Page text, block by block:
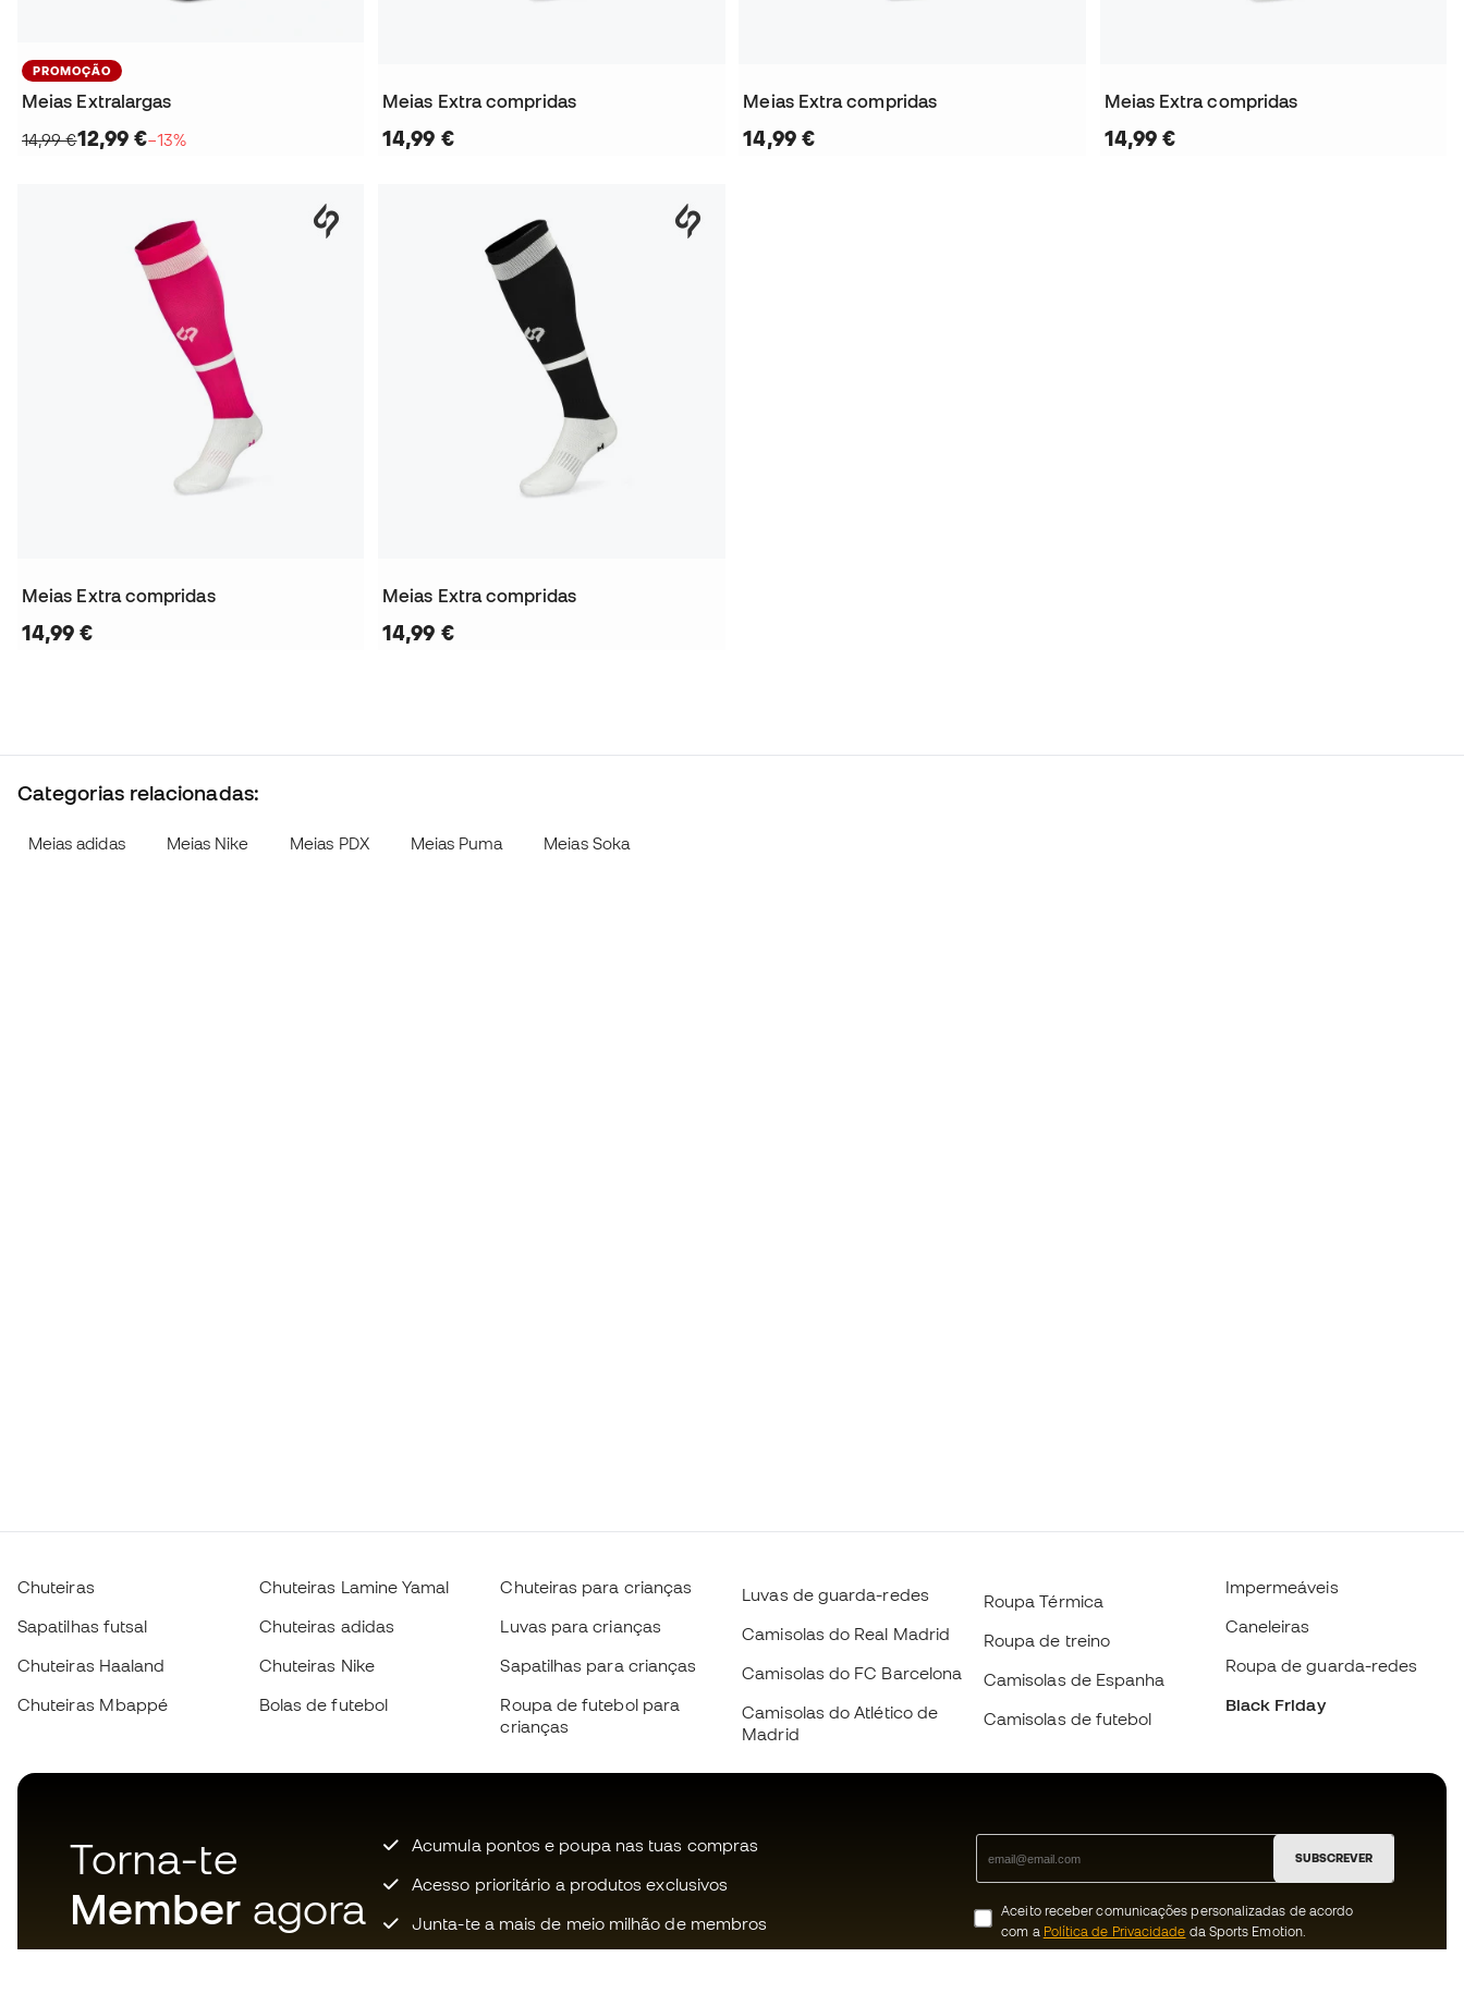
PROMOÇÃO
Meias Extralargas
14,99 €12,99 €−13%
Meias Extra compridas
14,99 €
Meias Extra compridas
14,99 €
Meias Extra compridas
14,99 €
Meias Extra compridas
14,99 €
Meias Extra compridas
14,99 €
Categorias relacionadas:
Meias adidas Meias Nike Meias PDX Meias Puma Meias Soka
Chuteiras
Sapatilhas futsal
Chuteiras Haaland
Chuteiras Mbappé
Chuteiras Lamine Yamal
Chuteiras adidas
Chuteiras Nike
Bolas de futebol
Chuteiras para crianças
Luvas para crianças
Sapatilhas para crianças
Roupa de futebol para
crianças
Luvas de guarda-redes
Camisolas do Real Madrid
Camisolas do FC Barcelona
Camisolas do Atlético de
Madrid
Roupa Térmica
Roupa de treino
Camisolas de Espanha
Camisolas de futebol
Impermeáveis
Caneleiras
Roupa de guarda-redes
Black Friday
Torna-te
Member agora
Acumula pontos e poupa nas tuas compras
Acesso prioritário a produtos exclusivos
Junta-te a mais de meio milhão de membros
SUBSCREVER
Aceito receber comunicações personalizadas de acordo
com a Política de Privacidade da Sports Emotion.